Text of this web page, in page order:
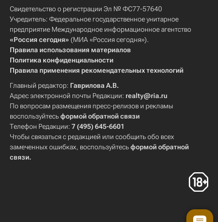
Свидетельство о регистрации Эл № ФС77-57640
Учредитель: Федеральное государственное унитарное
предприятие Международное информационное агентство
«Россия сегодня» (МИА «Россия сегодня»).
Правила использования материалов
Политика конфиденциальности
Правила применения рекомендательных технологий
Главный редактор: Гаврилова А.В.
Адрес электронной почты Редакции: realty@ria.ru
По вопросам размещения пресс-релизов и рекламы
воспользуйтесьформой обратной связи
Телефон Редакции: 7 (495) 645-6601
Чтобы связаться с редакцией или сообщить обо всех
замеченных ошибках, воспользуйтесьформой обратной
связи.